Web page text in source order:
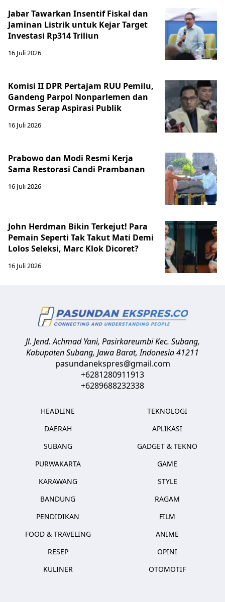
Jabar Tawarkan Insentif Fiskal dan
Jaminan Listrik untuk Kejar Target
Investasi Rp314 Triliun
16 Juli 2026
Komisi II DPR Pertajam RUU Pemilu,
Gandeng Parpol Nonparlemen dan
Ormas Serap Aspirasi Publik
16 Juli 2026
Prabowo dan Modi Resmi Kerja
Sama Restorasi Candi Prambanan
16 Juli 2026
John Herdman Bikin Terkejut! Para
Pemain Seperti Tak Takut Mati Demi
Lolos Seleksi, Marc Klok Dicoret?
16 Juli 2026
Jl. Jend. Achmad Yani, Pasirkareumbi Kec. Subang,
Kabupaten Subang, Jawa Barat,Indonesia41211
pasundanekspres@gmail.com
+6281280911913
+6289688232338
HEADLINE
DAERAH
SUBANG
PURWAKARTA
KARAWANG
BANDUNG
PENDIDIKAN
FOOD & TRAVELING
RESEP
KULINER
TEKNOLOGI
APLIKASI
GADGET & TEKNO
GAME
STYLE
RAGAM
FILM
ANIME
OPINI
OTOMOTIF